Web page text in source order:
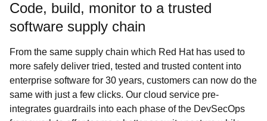
Code, build, monitor to a trusted
software supply chain
From the same supply chain which Red Hat has used to
more safely deliver tried, tested and trusted content into
enterprise software for 30 years, customers can now do the
same with just a few clicks. Our cloud service pre-
integrates guardrails into each phase of the DevSecOps